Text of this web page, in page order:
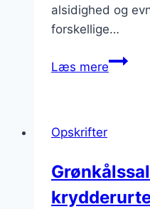
alsidighed og
forskellige…
Læs mere
Opskrifter